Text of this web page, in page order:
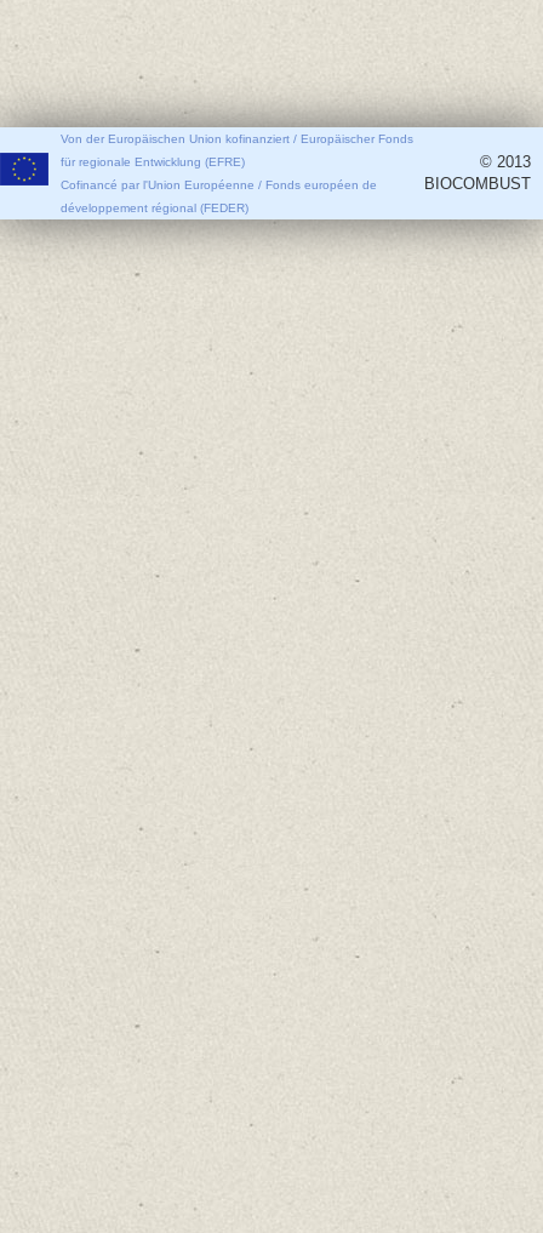
Von der Europäischen Union kofinanziert / Europäischer Fonds
für regionale Entwicklung (EFRE)
Cofinancé par l'Union Européenne / Fonds européen de
développement régional (FEDER)
© 2013
BIOCOMBUST